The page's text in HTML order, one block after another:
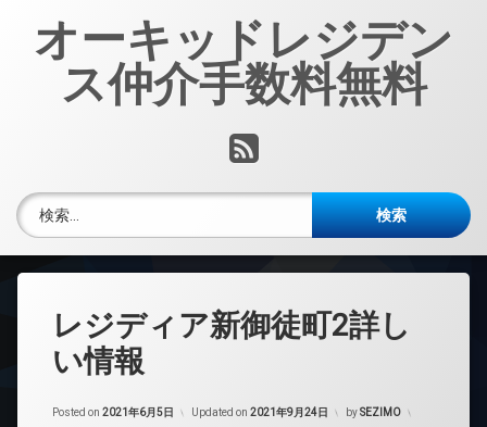
オーキッドレジデン
ス仲介手数料無料
RSS
検索:
レジディア新御徒町2詳し
い情報
Posted on 2021年6月5日 Updated on 2021年9月24日 bySEZIMO